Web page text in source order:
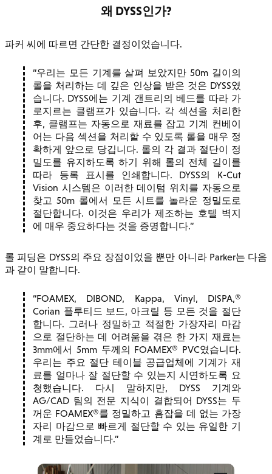
왜 DYSS인가?
파커 씨에 따르면 간단한 결정이었습니다.
우리는 모든 기계를 살펴 보았지만 50m 길이의
롤을 처리하는 데 깊은 인상을 받은 것은 DYSS였
습니다. DYSS에는 기계 갠트리의 베드를 따라 가
로지르는 클램프가 있습니다. 각 섹션을 처리한
후, 클램프는 자동으로 재료를 잡고 기계 컨베이
어는 다음 섹션을 처리할 수 있도록 롤을 매우 정
확하게 앞으로 당깁니다. 롤의 각 결과 절단이 정
밀도를 유지하도록 하기 위해 롤의 전체 길이를
따라 등록 표시를 인쇄합니다. DYSS의 K-Cut
Vision 시스템은 이러한 데이텀 위치를 자동으로
찾고 50m 롤에서 모든 시트를 놀라운 정밀도로
절단합니다. 이것은 우리가 제조하는 호텔 벽지
에 매우 중요하다는 것을 증명합니다.
롤 피딩은 DYSS의 주요 장점이었을 뿐만 아니라 Parker는 다음
과 같이 말합니다.
FOAMEX, DIBOND, Kappa, Vinyl, DISPA,®
Corian 플루티드 보드, 아크릴 등 모든 것을 절단
합니다. 그러나 정밀하고 적절한 가장자리 마감
으로 절단하는 데 어려움을 겪은 한 가지 재료는
3mm에서 5mm 두께의 FOAMEX® PVC였습니다.
우리는 주요 절단 테이블 공급업체에 기계가 재
료를 얼마나 잘 절단할 수 있는지 시연하도록 요
청했습니다. 다시 말하지만, DYSS 기계와
AG/CAD 팀의 전문 지식이 결합되어 DYSS는 두
꺼운 FOAMEX®를 정밀하고 흠잡을 데 없는 가장
자리 마감으로 빠르게 절단할 수 있는 유일한 기
계로 만들었습니다.